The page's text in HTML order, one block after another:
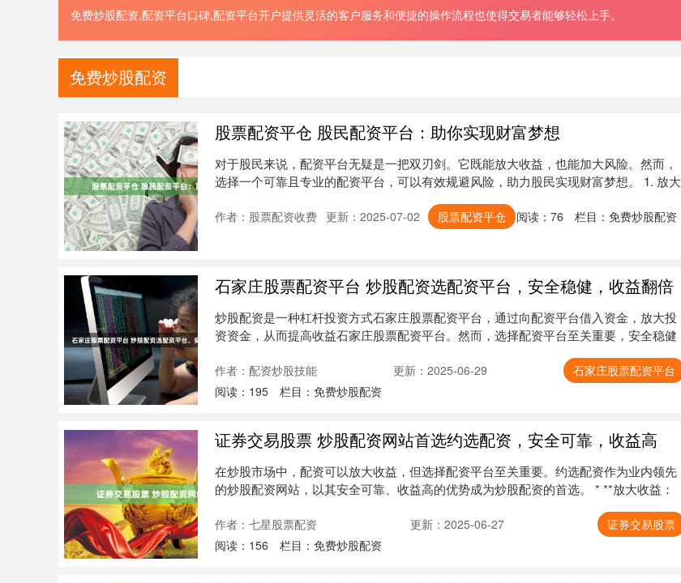
免费炒股配资,配资平台口碑,配资平台开户提供灵活的客户服务和便捷的操作流程也使得交易者能够轻松上手。
免费炒股配资
股票配资平仓 股民配资平台：助你实现财富梦想
对于股民来说，配资平台无疑是一把双刃剑。它既能放大收益，也能加大风险。然而，
选择一个可靠且专业的配资平台，可以有效规避风险，助力股民实现财富梦想。 1. 放大
作者：股票配资收费 更新：2025-07-02 股票配资平仓 阅读： 76 栏目： 免费炒股配资
石家庄股票配资平台 炒股配资选配资平台，安全稳健，收益翻倍
炒股配资是一种杠杆投资方式石家庄股票配资平台，通过向配资平台借入资金，放大投
资资金，从而提高收益石家庄股票配资平台。然而，选择配资平台至关重要，安全稳健
作者：配资炒股技能 更新：2025-06-29
石家庄股票配资平台
阅读： 195 栏目： 免费炒股配资
证券交易股票 炒股配资网站首选约选配资，安全可靠，收益高
在炒股市场中，配资可以放大收益，但选择配资平台至关重要。约选配资作为业内领先
的炒股配资网站，以其安全可靠、收益高的优势成为炒股配资的首选。 * **放大收益：
作者：七星股票配资 更新：2025-06-27
证券交易股票
阅读： 156 栏目： 免费炒股配资